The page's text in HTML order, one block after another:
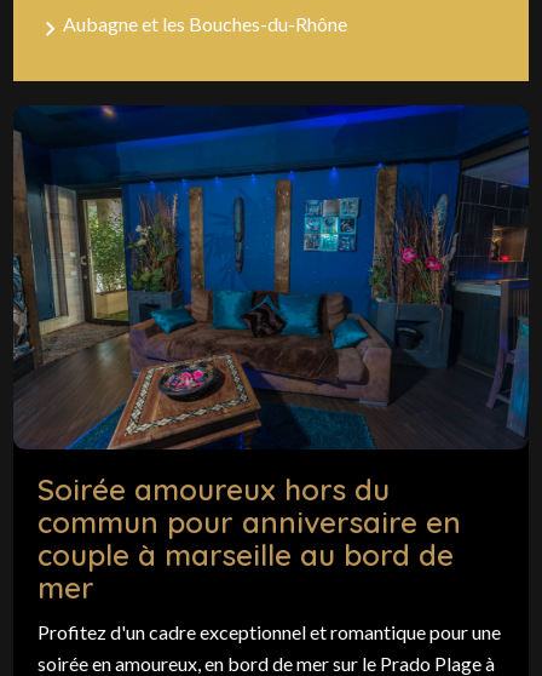
Aubagne et les Bouches-du-Rhône
Soirée amoureux hors du
commun pour anniversaire en
couple à marseille au bord de
mer
Profitez d'un cadre exceptionnel et romantique pour une
soirée en amoureux, en bord de mer sur le Prado Plage à